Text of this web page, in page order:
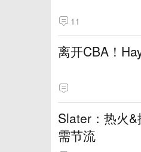
11
离开CBA！
Slater：热火
需节流